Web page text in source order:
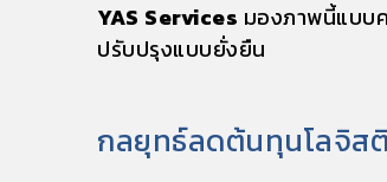
YAS Services มองภาพนี้แบบ
ปรับปรุงแบบยั่งยืน
กลยุทธ์ลดต้นทุนโลจิส